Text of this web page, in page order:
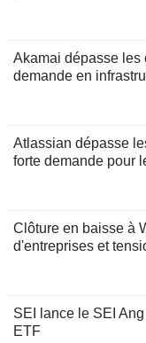
Akamai dépasse les
demande en
Atlassian dépasse
forte demande pour
Clôture en baisse à
d'entreprises et
SEI lance le SEI
ETF